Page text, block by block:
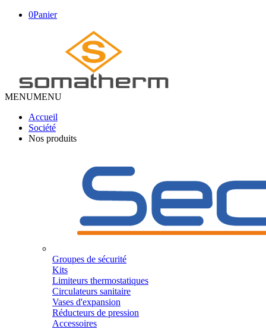
0Panier
MENUMENU
Accueil
Société
Nos produits
Groupes de sécurité
Kits
Limiteurs thermostatiques
Circulateurs sanitaire
Vases d'expansion
Réducteurs de pression
Accessoires